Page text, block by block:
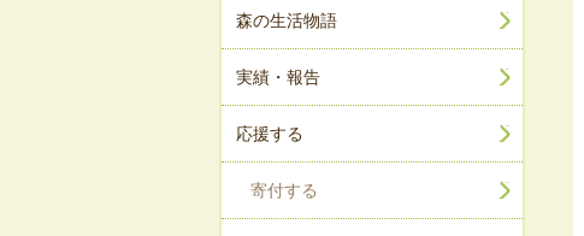
森の生活物語
実績・報告
応援する
寄付する